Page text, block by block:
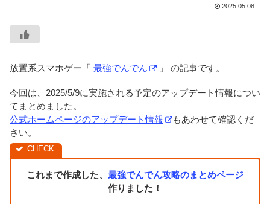
2025.05.08
放置系スマホゲー「 最強でんでん 」 の記事です。
今回は、2025/5/9に実施される予定のアップデート情報につい
てまとめました。
公式ホームページのアップデート情報
もあわせて確認くだ
さい。
これまで作成した、 最強でんでん攻略のまとめページ
作りました！